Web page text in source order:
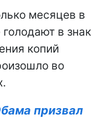
месяцев в
в знак
копий
во
призвал